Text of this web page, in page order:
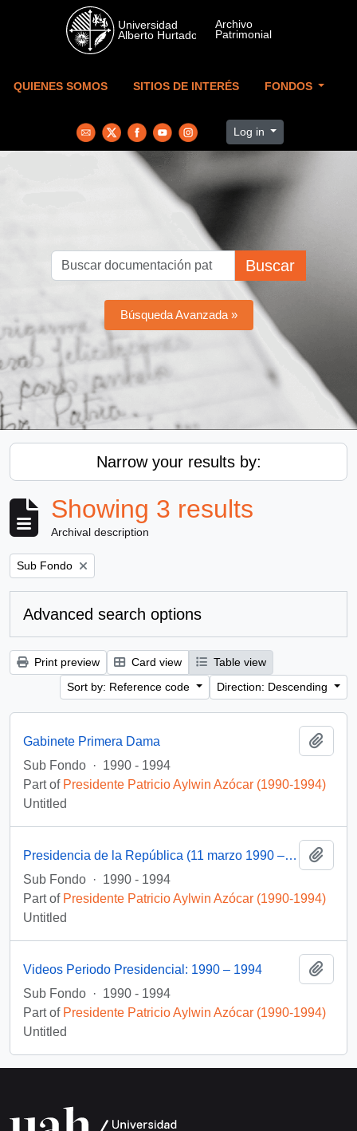
Skip to main content
QUIENES SOMOS SITIOS DE INTERÉS FONDOS
Log in
Buscar
Búsqueda Avanzada »
Narrow your results by:
Showing 3 results
Archival description
Remove filter:
Sub Fondo
Advanced search options
Print preview Card view
Table view
Sort by: Reference code
Direction: Descending
Gabinete Primera Dama
Sub Fondo · 1990 - 1994
Part of Presidente Patricio Aylwin Azócar (1990-1994)
Untitled
Presidencia de la República (11 marzo 1990 – 11 marzo 1994)
Sub Fondo · 1990 - 1994
Part of Presidente Patricio Aylwin Azócar (1990-1994)
Untitled
Videos Periodo Presidencial: 1990 – 1994
Sub Fondo · 1990 - 1994
Part of Presidente Patricio Aylwin Azócar (1990-1994)
Untitled